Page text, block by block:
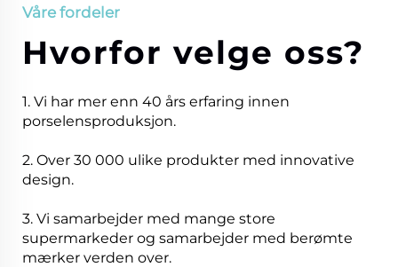
Våre fordeler
Hvorfor velge oss?
1. Vi har mer enn 40 års erfaring innen
porselensproduksjon.
2. Over 30 000 ulike produkter med innovative
design.
3. Vi samarbejder med mange store
supermarkeder og samarbejder med berømte
mærker verden over.